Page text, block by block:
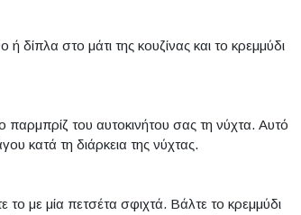
δίπλα στο μάτι της κουζίνας και το κρεμμύδι
παρμπρίζ του αυτοκινήτου σας τη νύχτα. Αυτό
κατά τη διάρκεια της νύχτας.
το με μία πετσέτα σφιχτά. Βάλτε το κρεμμύδι